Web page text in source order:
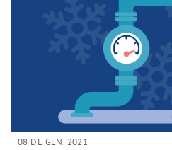
08 DE GEN. 2021